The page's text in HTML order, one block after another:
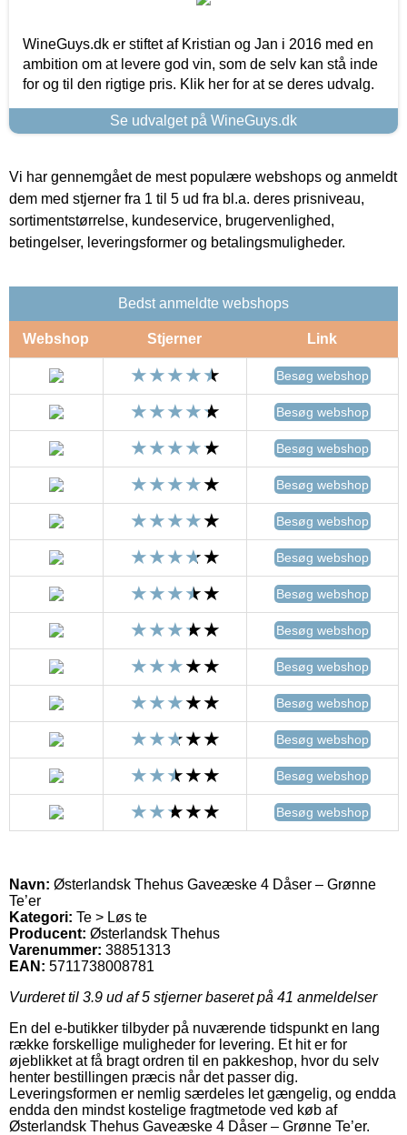
WineGuys.dk er stiftet af Kristian og Jan i 2016 med en
ambition om at levere god vin, som de selv kan stå inde
for og til den rigtige pris. Klik her for at se deres udvalg.
Se udvalget på WineGuys.dk
Vi har gennemgået de mest populære webshops og anmeldt
dem med stjerner fra 1 til 5 ud fra bl.a. deres prisniveau,
sortimentstørrelse, kundeservice, brugervenlighed,
betingelser, leveringsformer og betalingsmuligheder.
Bedst anmeldte webshops
Webshop Stjerner Link
Besøg webshop
Besøg webshop
Besøg webshop
Besøg webshop
Besøg webshop
Besøg webshop
Besøg webshop
Besøg webshop
Besøg webshop
Besøg webshop
Besøg webshop
Besøg webshop
Besøg webshop
Navn: Østerlandsk Thehus Gaveæske 4 Dåser – Grønne
Te’er
Kategori: Te > Løs te
Producent: Østerlandsk Thehus
Varenummer: 38851313
EAN: 5711738008781
Vurderet til 3.9 ud af 5 stjerner baseret på 41 anmeldelser
En del e-butikker tilbyder på nuværende tidspunkt en lang
række forskellige muligheder for levering. Et hit er for
øjeblikket at få bragt ordren til en pakkeshop, hvor du selv
henter bestillingen præcis når det passer dig.
Leveringsformen er nemlig særdeles let gængelig, og endda
endda den mindst kostelige fragtmetode ved køb af
Østerlandsk Thehus Gaveæske 4 Dåser – Grønne Te’er.